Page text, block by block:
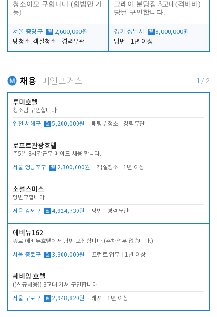
청소이모 구합니다 (합법만 가
능)
서울 중랑구 월 2,600,000원
탕청소 .객실청소
경력무관
그레이 분당점 3교대(격비비)
당번 구인합니다.
경기 성남시 월 3,000,000원
당번
1년 이상
채용 메인포커스 1 / 2
루미호텔
청소팀 구인합니다
인천 서해구 월 5,200,000원 배팅 / 청소 경력무관
로프트관광호텔
주5일 8시간근무 메이드 채용 합니다.
서울 영등포구 월 2,300,000원 객실청소 1년 이상
소설스미스
당번구합니다
서울 강서구 월 4,924,730원 당번 경력무관
에비뉴162
종로 에비뉴호텔에서 당번 모집합니다.(주차업무 없습니다.)
서울 종로구 월 3,300,000원 프런트 업무 1년 이상
쎄비앙 호텔
((신규채용)) 3교대 캐셔 구인합니다
서울 구로구 월 2,948,820원 캐셔 1년 이상